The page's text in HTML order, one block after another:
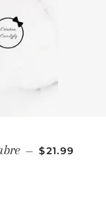
— PRIX
$21.99